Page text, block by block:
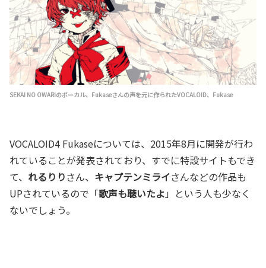
SEKAI NO OWARIのボーカル、Fukaseさんの声を元に作られたVOCALOID、Fukase
VOCALOID4 Fukaseについては、2015年8月に開発が行わ
れていることが発表されており、すでに特設サイトもでき
て、 れるりりさん、 キャプテンミライさんなどの作品も
UPされているので「歌声も聴いたよ 」という人も少なく
ないでしょう。